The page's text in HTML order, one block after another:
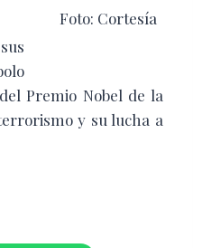
Foto: Cortesía
Premio Nobel de la
y su lucha a